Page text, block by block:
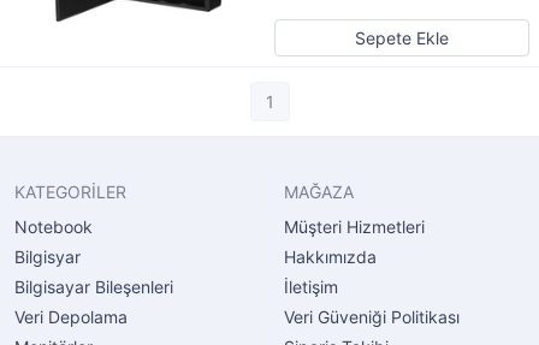
Sepete Ekle
1
KATEGORİLER
Notebook
Bilgisyar
Bilgisayar Bileşenleri
Veri Depolama
MAĞAZA
Müşteri Hizmetleri
Hakkımızda
İletişim
Veri Güveniği Politikası